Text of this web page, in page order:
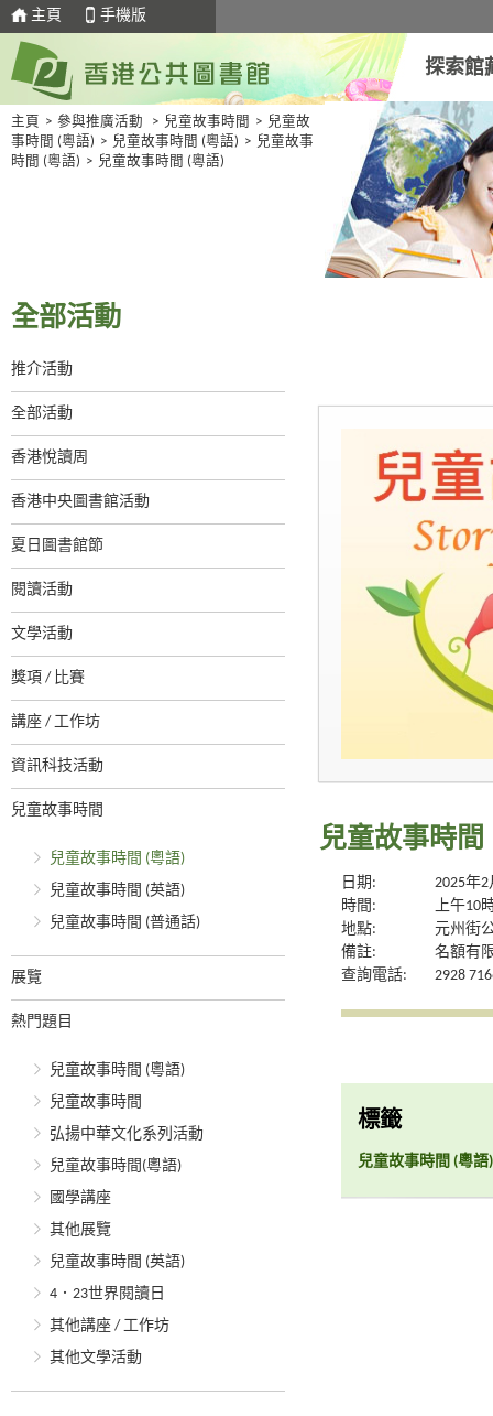
主頁 手機版
探索館
主頁 > 參與推廣活動 > 兒童故事時間 > 兒童故
事時間 (粵語) > 兒童故事時間 (粵語) > 兒童故事
時間 (粵語) > 兒童故事時間 (粵語)
全部活動
推介活動
全部活動
香港悅讀周
香港中央圖書館活動
夏日圖書館節
閱讀活動
文學活動
獎項 / 比賽
講座 / 工作坊
資訊科技活動
兒童故事時間
兒童故事時間 (粵語)
兒童故事時間 (英語)
兒童故事時間 (普通話)
展覽
熱門題目
兒童故事時間 (粵語)
兒童故事時間
弘揚中華文化系列活動
兒童故事時間(粵語)
國學講座
其他展覽
兒童故事時間 (英語)
4．23世界閱讀日
其他講座 / 工作坊
其他文學活動
兒童故事時間
日期:
2025年
時間:
上午10
地點:
元州街
備註:
名額有
查詢電話:
2928
標籤
兒童故事時間 (粵語)